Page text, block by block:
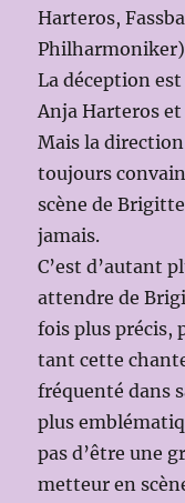
Harteros,
Philharmoniker)
La déception
Anja Harteros
Mais la
toujours
scène de
jamais.
C’est d’autant
attendre de
fois plus précis,
tant cette
fréquenté dans
plus
pas d’être une
metteur en